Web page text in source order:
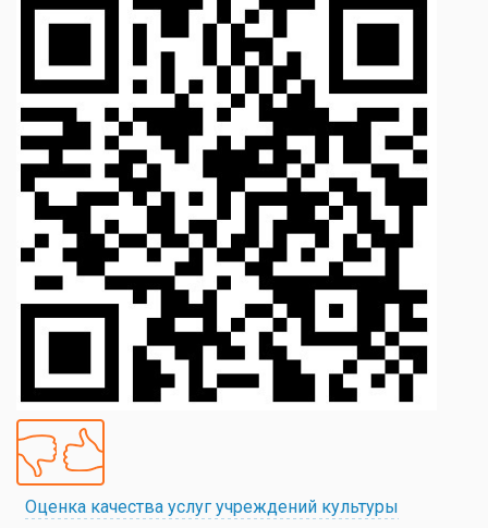
Оценка качества услуг учреждений культуры